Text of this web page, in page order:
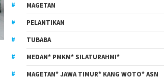
MAGETAN
PELANTIKAN
TUBABA
MEDAN* PMKM* SILATURAHMI*
MAGETAN* JAWA TIMUR* KANG WOTO* ASN